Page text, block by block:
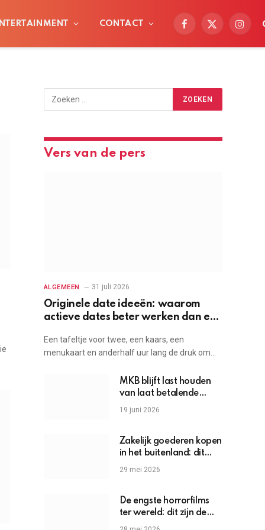
CONTACT
Facebook
X
Vers van de pers
ALGEMEEN 31 juli 2026
Originele date ideeën: waarom
actieve dates beter werken dan een
Een tafeltje voor twee, een kaars, een
menukaart en anderhalf uur lang de druk om…
MKB blijft last houden
van laat betalende
grote bedrijven
19 juni 2026
Zakelijk goederen kopen
in het buitenland: dit
moet je weten
29 mei 2026
De engste horrorfilms
ter wereld: dit zijn de
griezels die je hartslag